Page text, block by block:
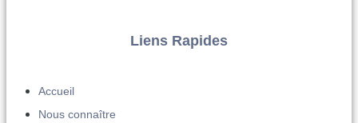
Liens Rapides
Accueil
Nous connaître